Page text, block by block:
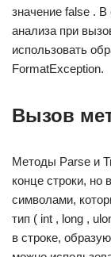
значение false . В
анализа при
использовать
FormatException.
Вызов
Методы Parse и
конце строки,
символами,
тип ( int , long ,
в строке,